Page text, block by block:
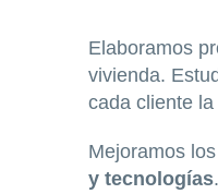
Elaboramos
vivienda.
cada cliente
Mejoramos
y tecnologías.